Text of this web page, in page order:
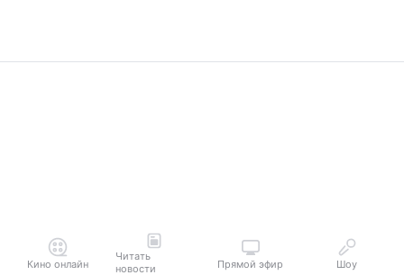
Кино онлайн
Читать
новости
Прямой эфир Шоу